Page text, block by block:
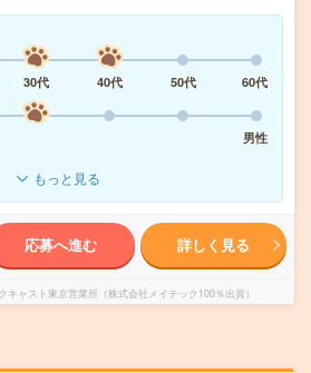
30代 40代 50代
60代
男性
もっと見る
応募へ進む 詳しく見る
キャスト東京営業所（株式会社メイテック100％出資）